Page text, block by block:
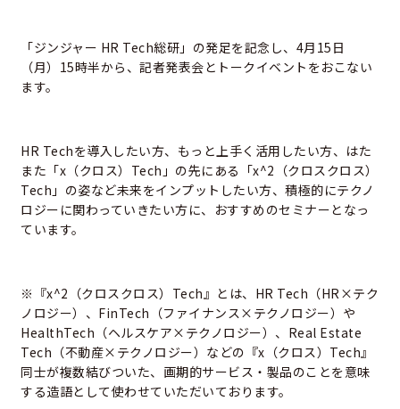
「ジンジャー HR Tech総研」の発足を記念し、4月15日
（月）15時半から、記者発表会とトークイベントをおこない
ます。
HR Techを導入したい方、もっと上手く活用したい方、はた
また「x（クロス）Tech」の先にある「x^2（クロスクロス）
Tech」の姿など未来をインプットしたい方、積極的にテクノ
ロジーに関わっていきたい方に、おすすめのセミナーとなっ
ています。
※『x^2（クロスクロス）Tech』とは、HR Tech（HR×テク
ノロジー）、FinTech（ファイナンス×テクノロジー）や
HealthTech（ヘルスケア×テクノロジー）、Real Estate
Tech（不動産×テクノロジー）などの『x（クロス）Tech』
同士が複数結びついた、画期的サービス・製品のことを意味
する造語として使わせていただいております。